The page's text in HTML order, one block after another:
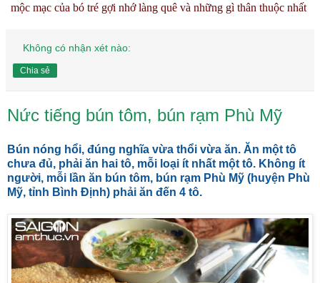
mộc mạc của bó tré gợi nhớ làng quê và những gì thân thuộc nhất
Không có nhận xét nào:
Chia sẻ
Nức tiếng bún tôm, bún rạm Phù Mỹ
Bún nóng hổi, đúng nghĩa vừa thổi vừa ăn. Ăn một tô
chưa đủ, phải ăn hai tô, mỗi loại ít nhất một tô. Không ít
người, mỗi lần ăn bún tôm, bún rạm Phù Mỹ (huyện Phù
Mỹ, tỉnh Bình Định) phải ăn đến 4 tô.